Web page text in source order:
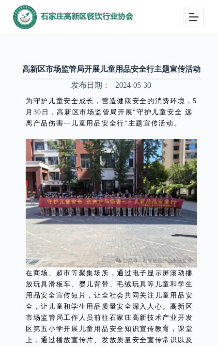
跳
过
高新区市场监管局开展儿童用品安全行主题宣传活动
发布日期：
2024-05-30
为守护儿童安全成长，营造健康安全的消费环境，5
月30日，高新区市场监管局开展“守护儿童安全 远
离产品伤害—儿童用品安全行”主题宣传活动。
在商场、超市等聚集场所，通过电子显示屏滚动播
放玩具滑板车、婴儿背带、毛绒玩具等儿童和学生
用品安全宣传短片，让全社会共同关注儿童用品安
全，让儿童和学生用品质量安全深入人心。高新区
市场监管局工作人员前往石家庄高新技术产业开发
区第五小学开展儿童用品安全知识宣传教育，课堂
上，通过播放宣传片、发放质量安全宣传常识以及